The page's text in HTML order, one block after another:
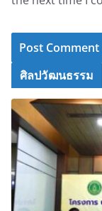
ศิลปวัฒนธรรม